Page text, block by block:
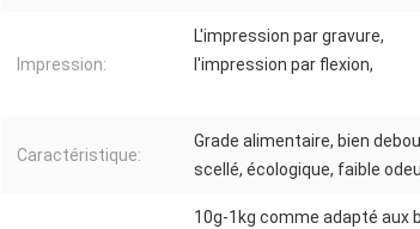
Impression:
L'impression par gravure,
l'impression par flexion,
Caractéristique:
Grade alimentaire, bien
scellé, écologique, faible
10g-1kg comme adapté aux